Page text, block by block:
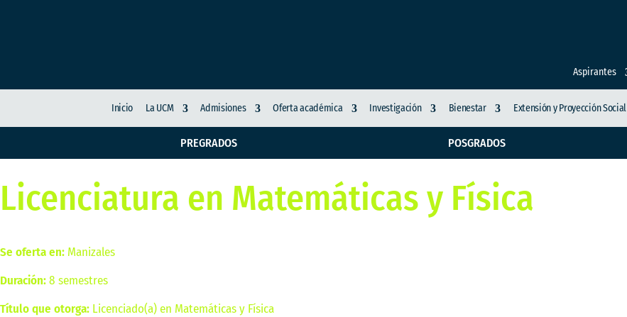
Aspirantes
Inicio La UCM Admisiones Oferta académica Investigación Bienestar Extensión y Proyección Social
PREGRADOS POSGRADOS
Licenciatura en Matemáticas y Física
Se oferta en: Manizales
Duración:8 semestres
Título que otorga: Licenciado(a) en Matemáticas y Física